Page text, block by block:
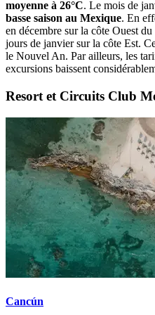
moyenne à 26°C. Le mois de
basse saison au Mexique. En
en décembre sur la côte Ouest
jours de janvier sur la côte Est.
le Nouvel An. Par ailleurs, les
excursions baissent
Resort et Circuits Club
Cancún